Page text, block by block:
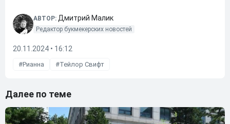
АВТОР: Дмитрий Малик
Редактор букмекерских новостей
20.11.2024 • 16:12
Рианна Тейлор Свифт
Далее по теме